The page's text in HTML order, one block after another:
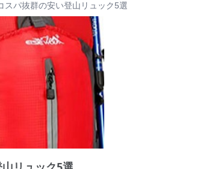
スパ抜群の安い登山リュック5選